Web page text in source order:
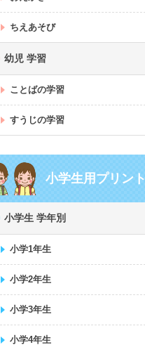
ちえあそび
幼児 学習
ことばの学習
すうじの学習
小学生用プリント
小学生 学年別
小学1年生
小学2年生
小学3年生
小学4年生